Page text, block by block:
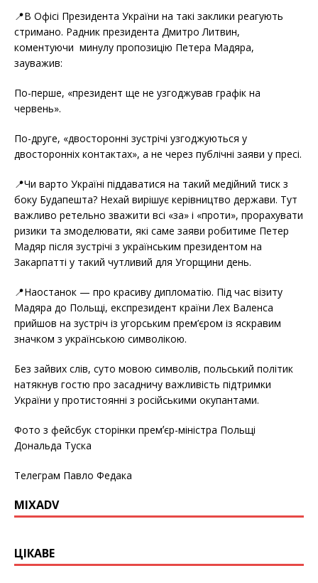
📍В Офісі Президента України на такі заклики реагують
стримано. Радник президента Дмитро Литвин,
коментуючи минулу пропозицію Петера Мадяра,
зауважив:
По-перше, «президент ще не узгоджував графік на
червень».
По-друге, «двосторонні зустрічі узгоджуються у
двосторонніх контактах», а не через публічні заяви у пресі.
📍Чи варто Україні піддаватися на такий медійний тиск з
боку Будапешта? Нехай вирішує керівництво держави. Тут
важливо ретельно зважити всі «за» і «проти», прорахувати
ризики та змоделювати, які саме заяви робитиме Петер
Мадяр після зустрічі з українським президентом на
Закарпатті у такий чутливий для Угорщини день.
📍Наостанок — про красиву дипломатію. Під час візиту
Мадяра до Польщі, експрезидент країни Лех Валенса
прийшов на зустріч із угорським прем’єром із яскравим
значком з українською символікою.
Без зайвих слів, суто мовою символів, польський політик
натякнув гостю про засадничу важливість підтримки
України у протистоянні з російськими окупантами.
Фото з фейсбук сторінки премʼєр-міністра Польщі
Дональда Туска
Телеграм Павло Федака
MIXADV
ЦІКАВЕ